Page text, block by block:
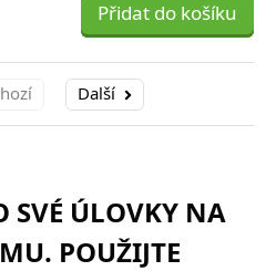
Přidat do košíku
Další
SVÉ ÚLOVKY NA
POUŽIJTE